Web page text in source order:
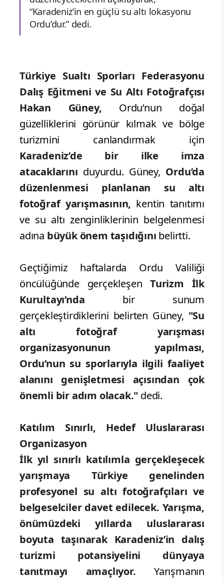
“Karadeniz’in en güçlü su altı lokasyonu
Ordu’dur.” dedi.
Türkiye Sualtı Sporları Federasyonu
Dalış Eğitmeni ve Su Altı Fotoğrafçısı
Hakan Güney,Ordu’nun doğal
güzelliklerini görünür kılmak ve bölge
turizmini canlandırmak için
atacaklarını
duyurdu. Güney,Ordu’da
düzenlenmesi planlanan su altı
fotoğraf yarışmasının,kentin tanıtımı
ve su altı zenginliklerinin belgelenmesi
adına
büyük önem taşıdığını belirtti.
Geçtiğimiz haftalarda Ordu Valiliği
öncülüğünde gerçekleşenTurizm İlk
Kurultayı’ndabir sunum
altı fotoğraf yarışması
organizasyonunun yapılması,
Ordu’nun su sporlarıyla ilgili faaliyet
alanını genişletmesi açısından çok
önemli bir adım olacak."dedi.
Katılım Sınırlı, Hedef Uluslararası
Organizasyon
İlk yıl sınırlı katılımla gerçekleşecek
yarışmaya Türkiye genelinden